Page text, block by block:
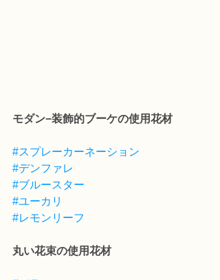
モダン−装飾的ブーケの使用花材
#スプレーカーネーション
#デンファレ
#ブルースター
#ユーカリ
#レモンリーフ
丸い花束の使用花材